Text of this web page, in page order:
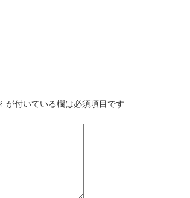
が付いている欄は必須項目です